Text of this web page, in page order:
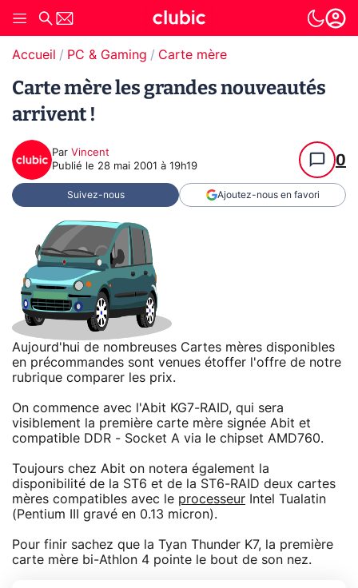
Accueil PC & Gaming Carte mère
Carte mère les grandes nouveautés
arrivent !
Par Vincent
Publié le 28 mai 2001 à 19h19 0
Suivez-nous Ajoutez-nous en favori
Aujourd'hui de nombreuses Cartes mères disponibles
en précommandes sont venues étoffer l'offre de notre
rubrique comparer les prix.
On commence avec l'Abit KG7-RAID, qui sera
visiblement la première carte mère signée Abit et
compatible DDR - Socket A via le chipset AMD760.
Toujours chez Abit on notera également la
disponibilité de la ST6 et de la ST6-RAID deux cartes
mères compatibles avec le processeur Intel Tualatin
(Pentium III gravé en 0.13 micron).
Pour finir sachez que la Tyan Thunder K7, la première
carte mère bi-Athlon 4 pointe le bout de son nez.